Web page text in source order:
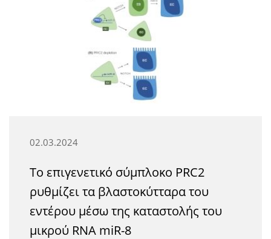
02.03.2024
Το επιγενετικό σύμπλοκο PRC2
ρυθμίζει τα βλαστοκύτταρα του
εντέρου μέσω της καταστολής του
μικρού RNA miR-8